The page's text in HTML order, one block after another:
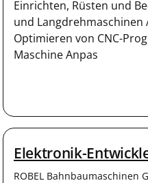
Einrichten, Rüsten und
und
Optimieren von CNC-
Maschine Anpas
Elektronik-
ROBEL Bahnbaumaschinen